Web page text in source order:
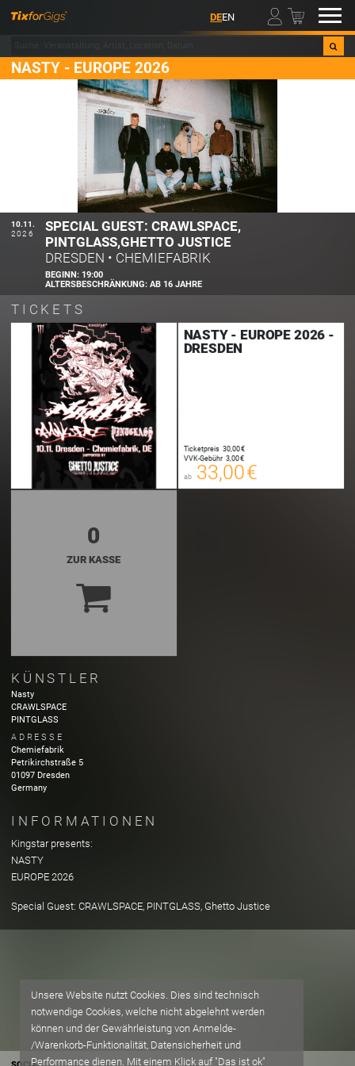
DEEN 00
NASTY - EUROPE 2026
10.11.
2026
SPECIAL GUEST: CRAWLSPACE,
PINTGLASS,GHETTO JUSTICE
DRESDEN • CHEMIEFABRIK
BEGINN: 19:00
ALTERSBESCHRÄNKUNG:AB 16 JAHRE
TICKETS
NASTY - EUROPE 2026 -
DRESDEN
Ticketpreis 30,00 €
VVK-Gebühr 3,00 €
ab 33,00 €
00
0
ZUR KASSE
KÜNSTLER
Nasty
CRAWLSPACE
PINTGLASS
ADRESSE
Chemiefabrik
Petrikirchstraße 5
01097 Dresden
Germany
INFORMATIONEN
Kingstar presents:
NASTY
EUROPE 2026
Special Guest: CRAWLSPACE, PINTGLASS, Ghetto Justice
Unsere Website nutzt Cookies. Dies sind technisch
notwendige Cookies, welche nicht abgelehnt werden
können und der Gewährleistung von Anmelde-
/Warenkorb-Funktionalität, Datensicherheit und
Performance dienen. Mit einem Klick auf "Das ist ok"